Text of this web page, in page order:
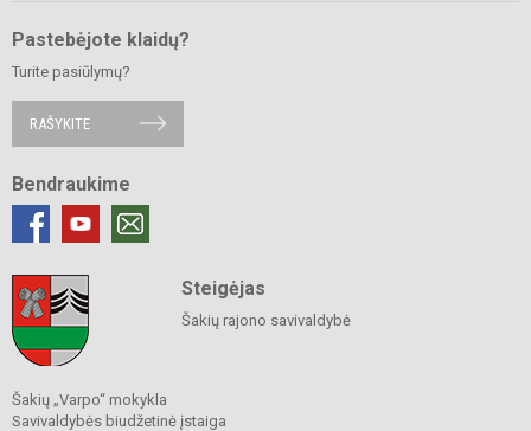
Pastebėjote klaidų?
Turite pasiūlymų?
RAŠYKITE
Bendraukime
Steigėjas
Šakių rajono savivaldybė
Šakių „Varpo“ mokykla
Savivaldybės biudžetinė įstaiga